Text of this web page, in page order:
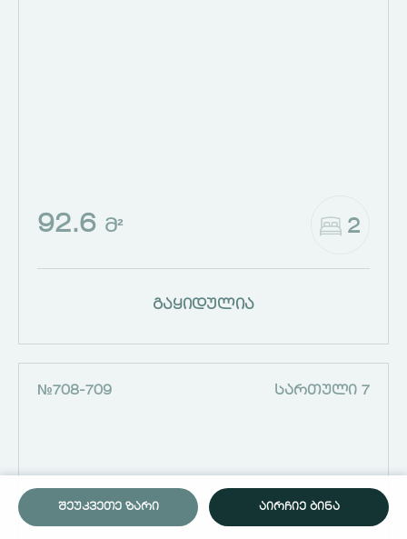
ᲨᲔᲣᲙᲕᲔᲗᲔ ᲖᲐᲠᲘ ᲐᲘᲠᲩᲘᲔ ᲑᲘᲜᲐ
92.6 Მ² 2
გაყიდულია
№708-709 ᲡᲐᲠᲗᲣᲚᲘ 7